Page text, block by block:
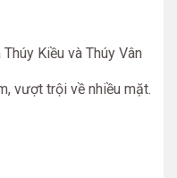
Kiều và Thúy Vân
vượt trội về nhiều mặt.